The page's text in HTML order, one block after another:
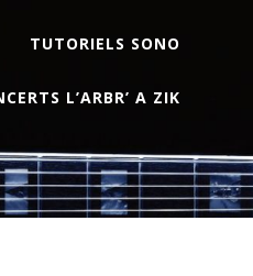
TUTORIELS SONO
L’ARBR’ A ZIK